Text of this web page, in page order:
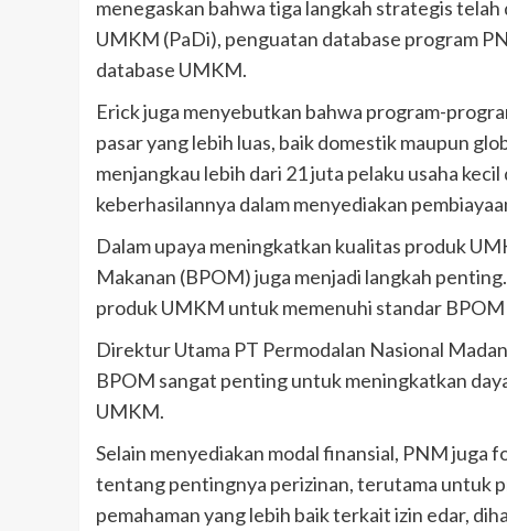
menegaskan bahwa tiga langkah strategis
UMKM (PaDi), penguatan database program
database UMKM.
Erick juga menyebutkan bahwa program-
pasar yang lebih luas, baik domestik maupun
menjangkau lebih dari 21 juta pelaku usaha
keberhasilannya dalam menyediakan
Dalam upaya meningkatkan kualitas produk
Makanan (BPOM) juga menjadi langkah
produk UMKM untuk memenuhi standar
Direktur Utama PT Permodalan Nasional
BPOM sangat penting untuk meningkatkan
UMKM.
Selain menyediakan modal finansial, PNM juga
tentang pentingnya perizinan, terutama untuk
pemahaman yang lebih baik terkait izin edar,